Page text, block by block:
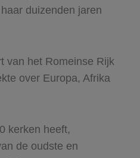
duizenden jaren
van het Romeinse Rijk
over Europa, Afrika
kerken heeft,
de oudste en